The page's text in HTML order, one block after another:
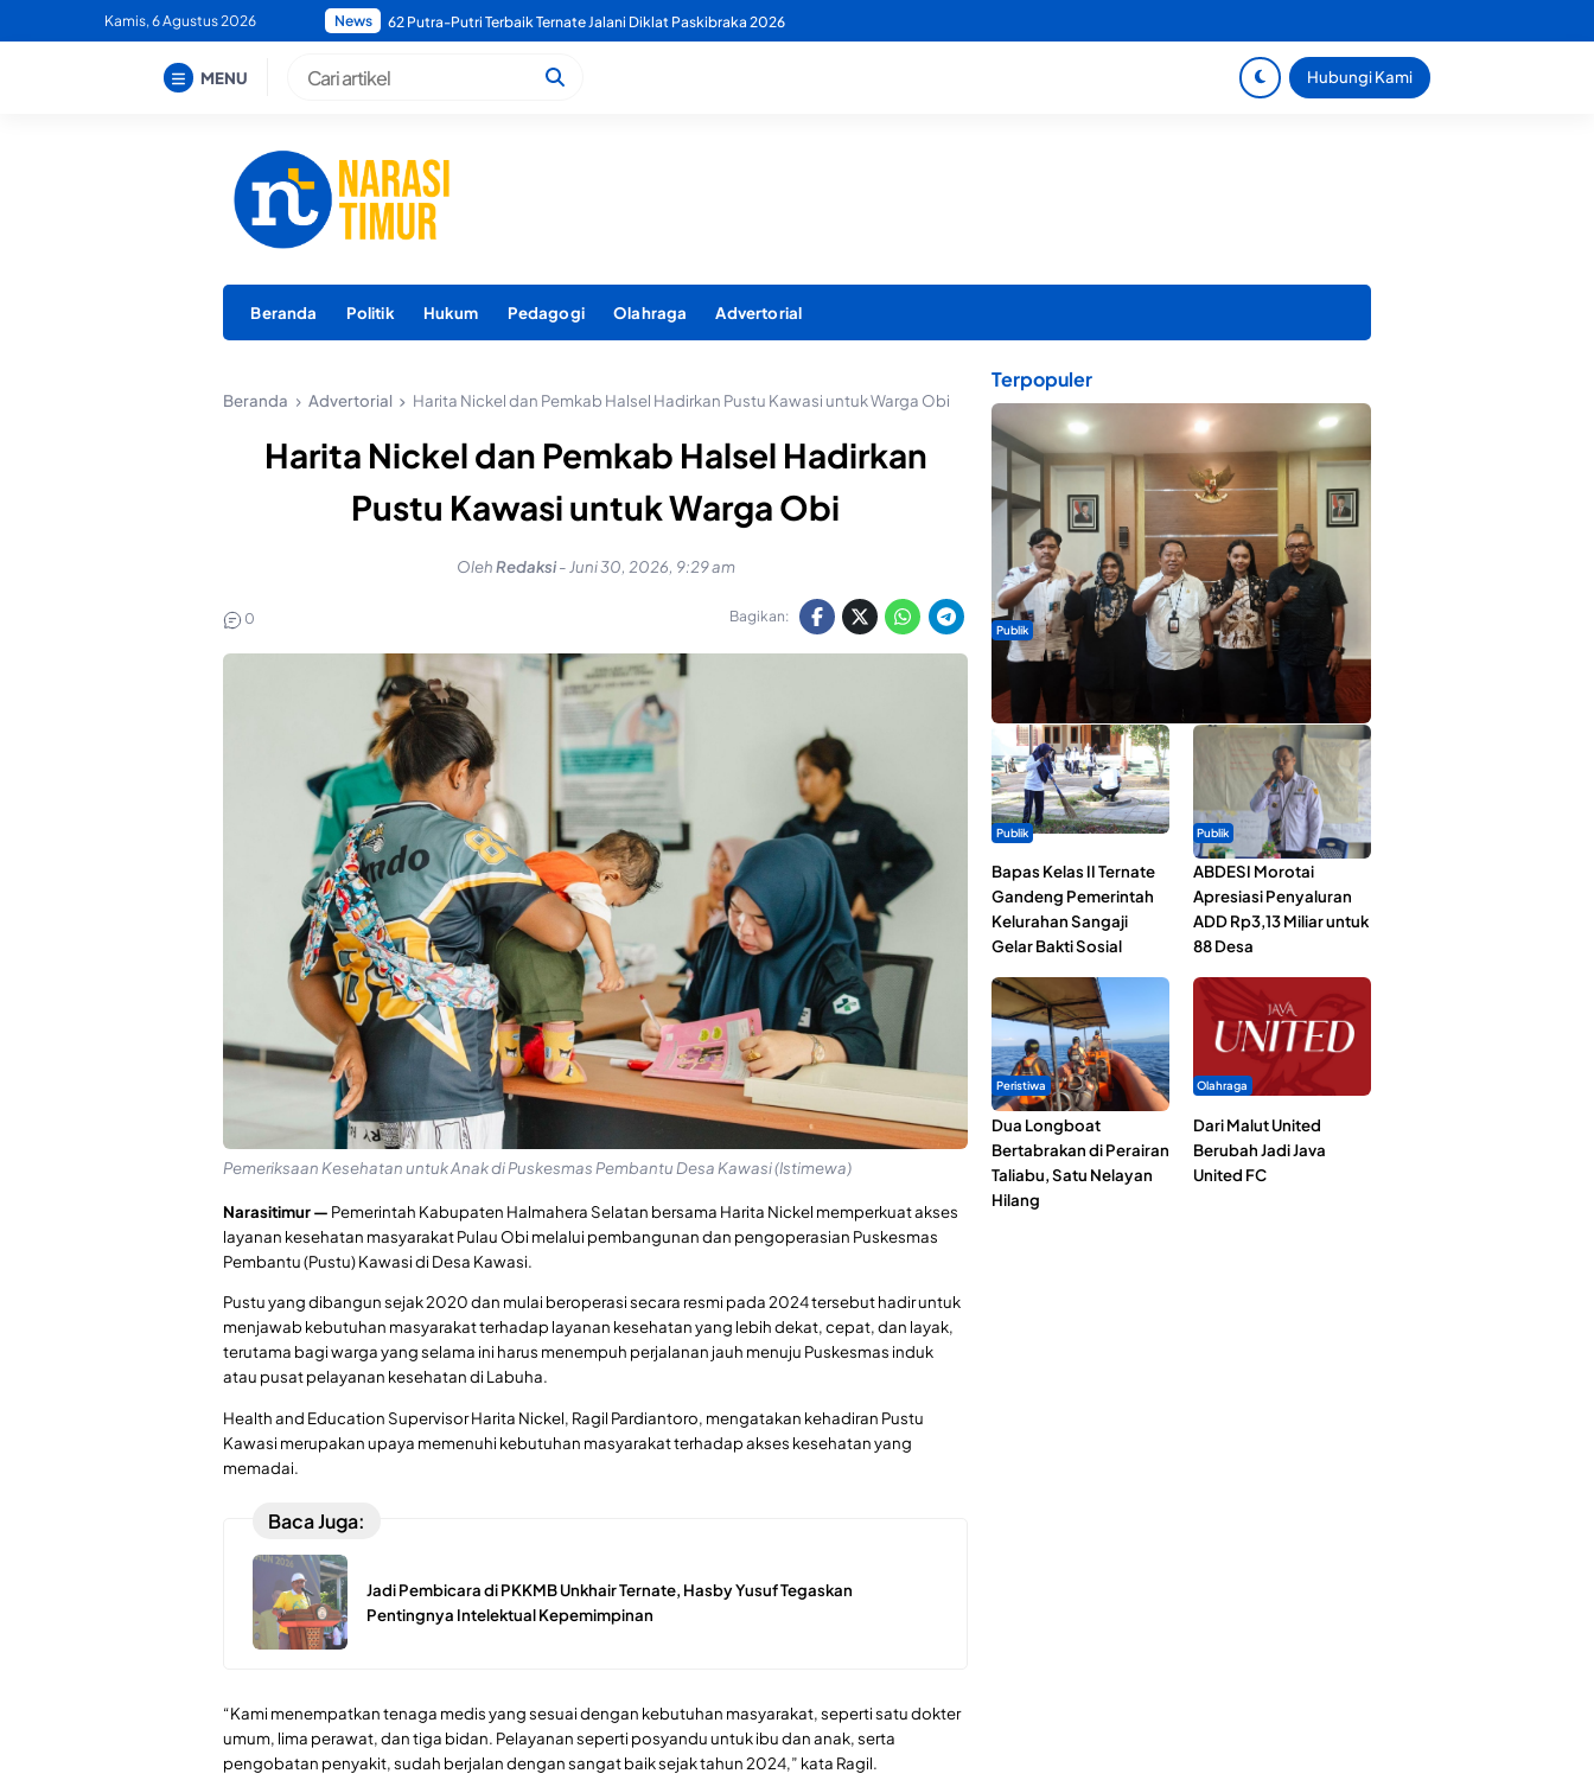
to
Kamis, 6 Agustus 2026 News Bupati Morotai Minta PDAM Benahi Pelayanan Air Bersih Secara Menyeluruh
MENU Hubungi Kami
Beranda Politik Hukum Pedagogi Olahraga Advertorial
Beranda Advertorial Harita Nickel dan Pemkab Halsel Hadirkan Pustu Kawasi untuk Warga Obi
Harita Nickel dan Pemkab Halsel Hadirkan
Pustu Kawasi untuk Warga Obi
OlehRedaksi - Juni 30, 2026, 9:29 am
0 Bagikan:
Pemeriksaan Kesehatan untuk Anak di Puskesmas Pembantu Desa Kawasi (Istimewa)
Narasitimur — Pemerintah Kabupaten Halmahera Selatan bersama Harita Nickel memperkuat akses
layanan kesehatan masyarakat Pulau Obi melalui pembangunan dan pengoperasian Puskesmas
Pembantu (Pustu) Kawasi di Desa Kawasi.
Pustu yang dibangun sejak 2020 dan mulai beroperasi secara resmi pada 2024 tersebut hadir untuk
menjawab kebutuhan masyarakat terhadap layanan kesehatan yang lebih dekat, cepat, dan layak,
terutama bagi warga yang selama ini harus menempuh perjalanan jauh menuju Puskesmas induk
atau pusat pelayanan kesehatan di Labuha.
Health and Education Supervisor Harita Nickel, Ragil Pardiantoro, mengatakan kehadiran Pustu
Kawasi merupakan upaya memenuhi kebutuhan masyarakat terhadap akses kesehatan yang
memadai.
Baca Juga:
Jadi Pembicara di PKKMB Unkhair Ternate, Hasby Yusuf Tegaskan
Pentingnya Intelektual Kepemimpinan
“Kami menempatkan tenaga medis yang sesuai dengan kebutuhan masyarakat, seperti satu dokter
umum, lima perawat, dan tiga bidan. Pelayanan seperti posyandu untuk ibu dan anak, serta
pengobatan penyakit, sudah berjalan dengan sangat baik sejak tahun 2024,” kata Ragil.
Terpopuler
Publik
Dua Talenta Muda Ternate Wakili Maluku Utara di
Gita Bahana Nusantara 2026
Publik
Bapas Kelas II Ternate
Gandeng Pemerintah
Kelurahan Sangaji
Gelar Bakti Sosial
Publik
ABDESI Morotai
Apresiasi Penyaluran
ADD Rp3,13 Miliar untuk
88 Desa
Peristiwa
Dua Longboat
Bertabrakan di Perairan
Taliabu, Satu Nelayan
Hilang
Olahraga
Dari Malut United
Berubah Jadi Java
United FC